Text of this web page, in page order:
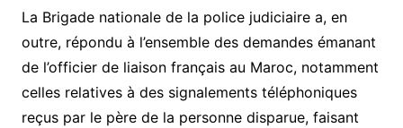
La Brigade nationale de la police judiciaire a, en
outre, répondu à l’ensemble des demandes émanant
de l’officier de liaison français au Maroc, notamment
celles relatives à des signalements téléphoniques
reçus par le père de la personne disparue, faisant